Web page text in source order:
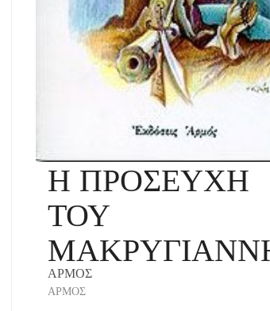
Η ΠΡΟΣΕΥΧΗ
ΤΟΥ
ΑΡΜΟΣ
ΑΡΜΟΣ